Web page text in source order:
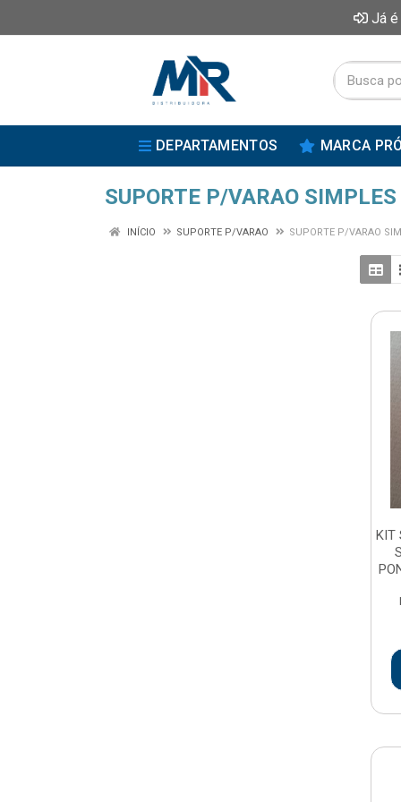
Já
DEPARTAMENTOS MARCA
SUPORTE P/VARAO SIMPLES
INÍCIO SUPORTE P/VARAO SUPORTE P/VARAO
KIT